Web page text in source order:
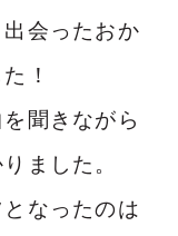
会ったおか
！
聞きながら
ました。
なったのは